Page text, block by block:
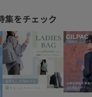
集をチェック